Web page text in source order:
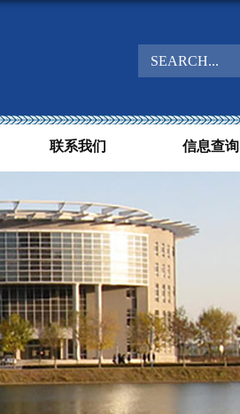
联系我们 信息查询